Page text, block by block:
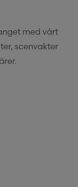
med vårt
scenvakter